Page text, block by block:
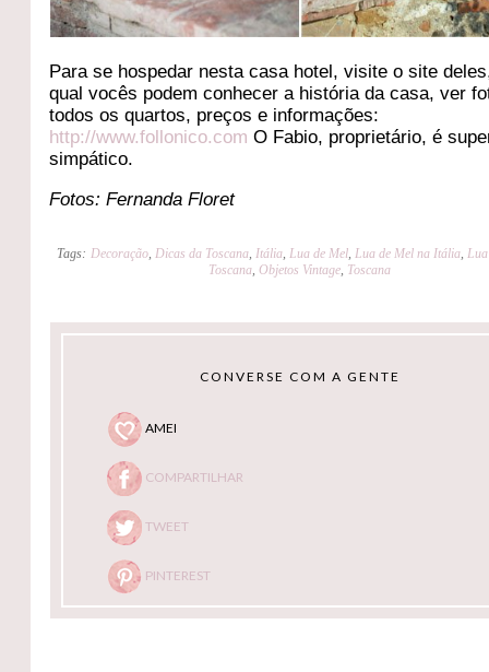
Para se hospedar nesta casa hotel, visite o site
qual vocês podem conhecer a história da casa, ver
todos os quartos, preços e informações:
http://www.follonico.com O Fabio, proprietário, é
simpático.
Fotos: Fernanda Floret
Tags: Decoração,Dicas da Toscana,Itália,Lua de Mel,Lua de Mel na Itália,
Toscana,Objetos Vintage, Toscana
CONVERSE COM A GENTE
AMEI
COMPARTILHAR
TWEET
PINTEREST